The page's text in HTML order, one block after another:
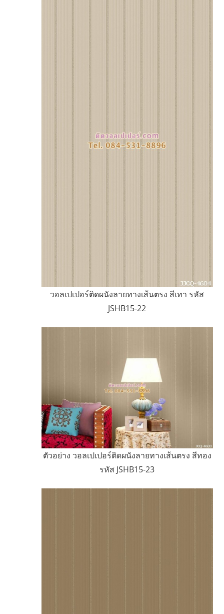
วอลเปเปอร์ติดผนังลายทางเส้นตรง สีเทา รหัส
JSHB15-22
ตัวอย่าง วอลเปเปอร์ติดผนังลายทางเส้นตรง สีทอง
รหัส JSHB15-23